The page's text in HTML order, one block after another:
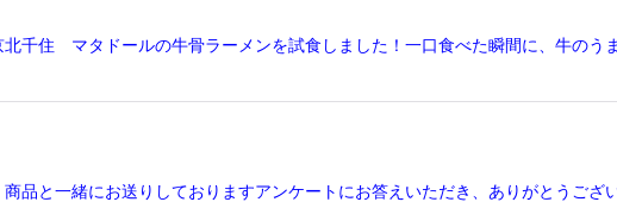
住 マタドールの牛骨ラーメンを試食しました！一口食べた瞬間に、牛のう
品と一緒にお送りしておりますアンケートにお答えいただき、ありがとうご